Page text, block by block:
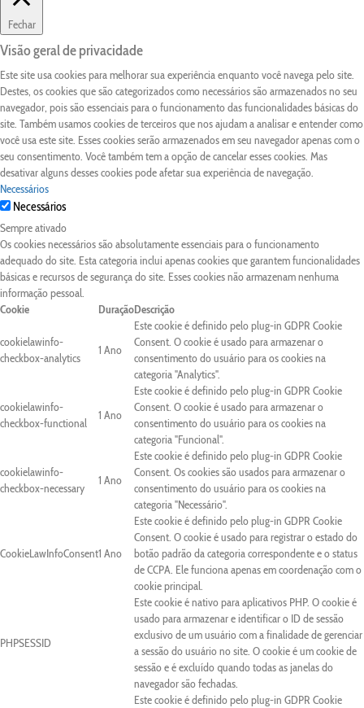
Fechar
Visão geral de privacidade
Este site usa cookies para melhorar sua experiência enquanto você navega pelo site.
Destes, os cookies que são categorizados como necessários são armazenados no seu
navegador, pois são essenciais para o funcionamento das funcionalidades básicas do
site. Também usamos cookies de terceiros que nos ajudam a analisar e entender como
você usa este site. Esses cookies serão armazenados em seu navegador apenas com o
seu consentimento. Você também tem a opção de cancelar esses cookies. Mas
desativar alguns desses cookies pode afetar sua experiência de navegação.
Necessários
Necessários
Sempre ativado
Os cookies necessários são absolutamente essenciais para o funcionamento
adequado do site. Esta categoria inclui apenas cookies que garantem funcionalidades
básicas e recursos de segurança do site. Esses cookies não armazenam nenhuma
informação pessoal.
Cookie
DuraçãoDescrição
cookielawinfo-
checkbox-analytics
1 Ano
Este cookie é definido pelo plug-in GDPR Cookie
Consent. O cookie é usado para armazenar o
consentimento do usuário para os cookies na
categoria "Analytics".
cookielawinfo-
checkbox-functional
1 Ano
Este cookie é definido pelo plug-in GDPR Cookie
Consent. O cookie é usado para armazenar o
consentimento do usuário para os cookies na
categoria "Funcional".
cookielawinfo-
checkbox-necessary
1 Ano
Este cookie é definido pelo plug-in GDPR Cookie
Consent. Os cookies são usados para armazenar o
consentimento do usuário para os cookies na
categoria "Necessário".
CookieLawInfoConsent1 Ano
Este cookie é definido pelo plug-in GDPR Cookie
Consent. O cookie é usado para registrar o estado do
botão padrão da categoria correspondente e o status
de CCPA. Ele funciona apenas em coordenação com o
cookie principal.
PHPSESSID
Este cookie é nativo para aplicativos PHP. O cookie é
usado para armazenar e identificar o ID de sessão
exclusivo de um usuário com a finalidade de gerenciar
a sessão do usuário no site. O cookie é um cookie de
sessão e é excluído quando todas as janelas do
navegador são fechadas.
Este cookie é definido pelo plug-in GDPR Cookie